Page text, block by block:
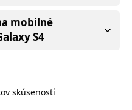
mobilné
S4
skúseností